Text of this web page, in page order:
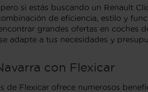
si estás buscando un Renault
de eficiencia, estilo y
grandes ofertas en coches
adapte a tus necesidades y
con Flexicar
de Flexicar ofrece numerosos